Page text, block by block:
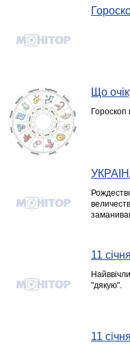
Що
Гороскоп
11
"дякую".
11